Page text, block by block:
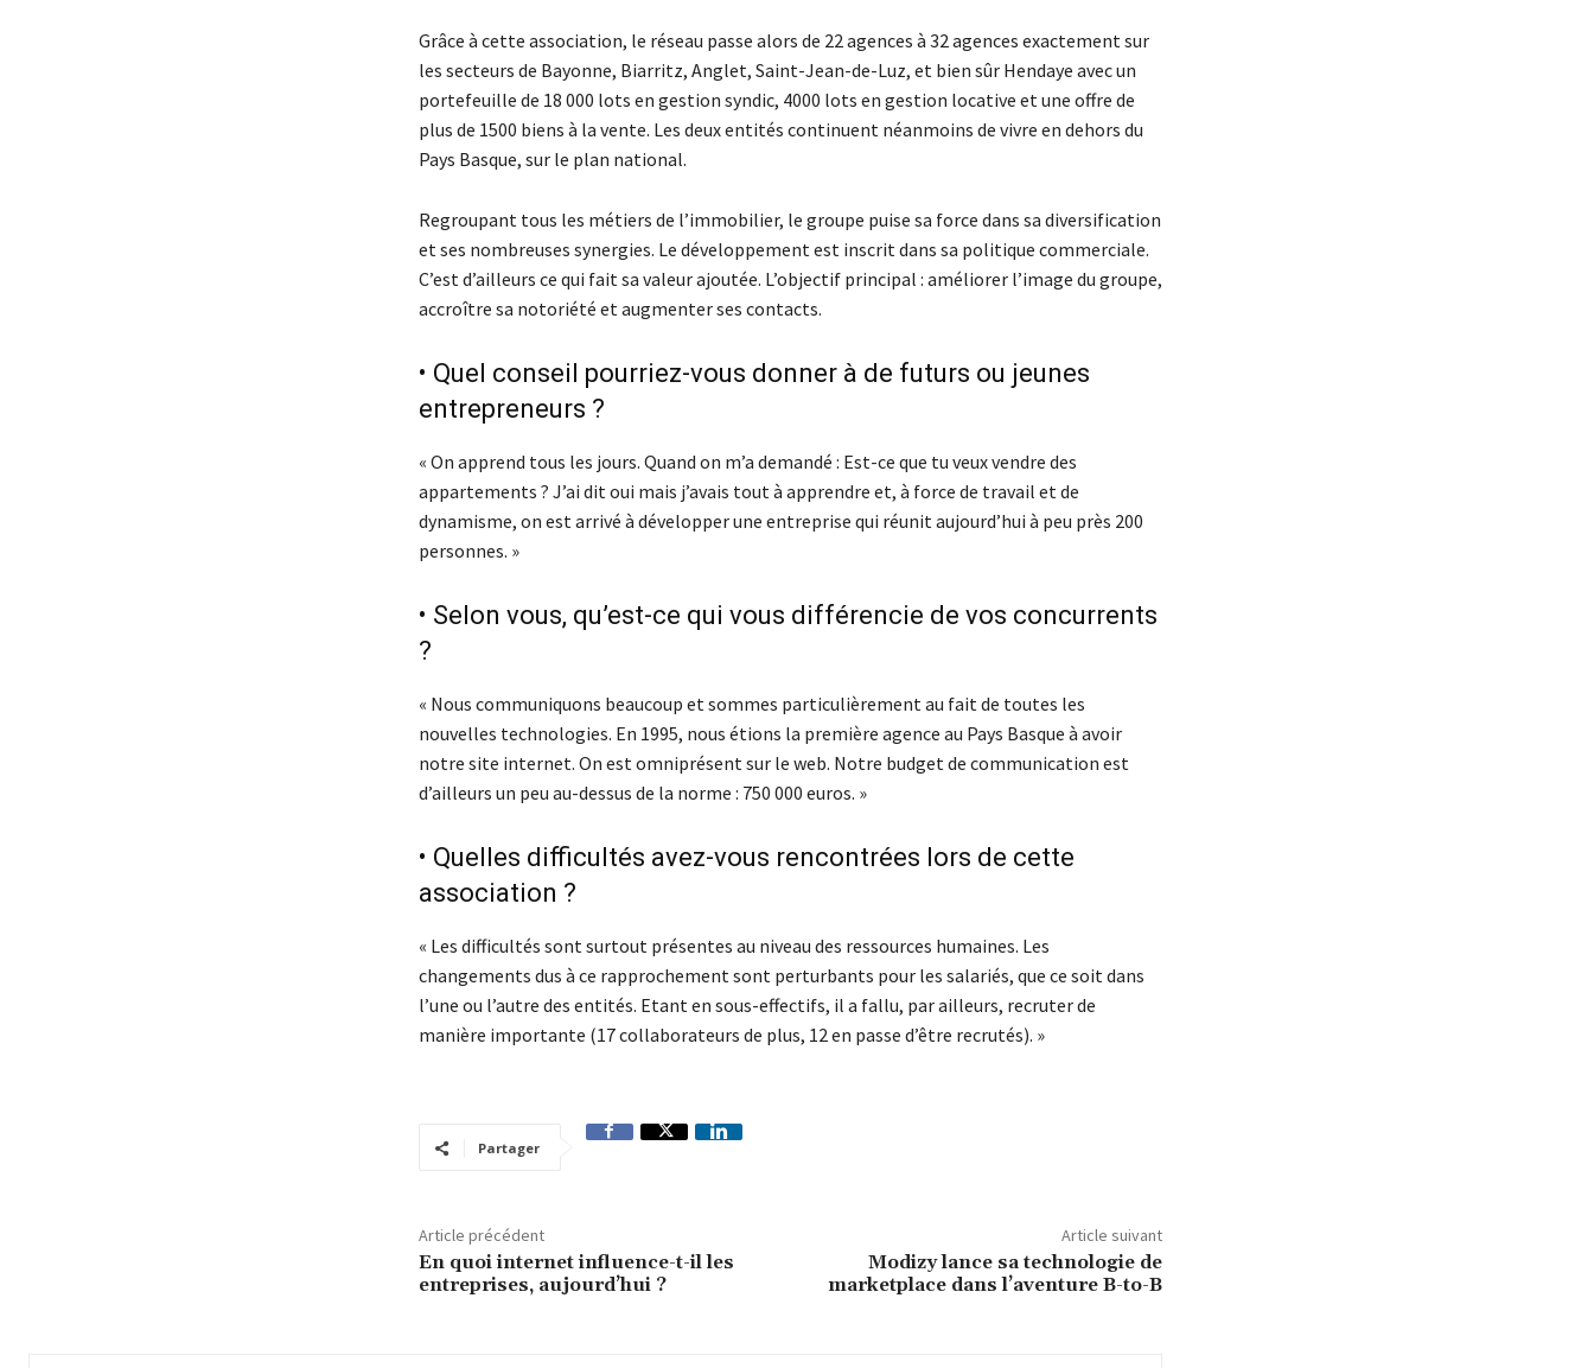
Grâce à cette association, le réseau passe alors de 22 agences à 32 agences exactement sur
les secteurs de Bayonne, Biarritz, Anglet, Saint-Jean-de-Luz, et bien sûr Hendaye avec un
portefeuille de 18 000 lots en gestion syndic, 4000 lots en gestion locative et une offre de
plus de 1500 biens à la vente. Les deux entités continuent néanmoins de vivre en dehors du
Pays Basque, sur le plan national.
Regroupant tous les métiers de l’immobilier, le groupe puise sa force dans sa diversification
et ses nombreuses synergies. Le développement est inscrit dans sa politique commerciale.
C’est d’ailleurs ce qui fait sa valeur ajoutée. L’objectif principal : améliorer l’image du groupe,
accroître sa notoriété et augmenter ses contacts.
• Quel conseil pourriez-vous donner à de futurs ou jeunes
entrepreneurs ?
« On apprend tous les jours. Quand on m’a demandé : Est-ce que tu veux vendre des
appartements ? J’ai dit oui mais j’avais tout à apprendre et, à force de travail et de
dynamisme, on est arrivé à développer une entreprise qui réunit aujourd’hui à peu près 200
personnes. »
• Selon vous, qu’est-ce qui vous différencie de vos concurrents
?
« Nous communiquons beaucoup et sommes particulièrement au fait de toutes les
nouvelles technologies. En 1995, nous étions la première agence au Pays Basque à avoir
notre site internet. On est omniprésent sur le web. Notre budget de communication est
d’ailleurs un peu au-dessus de la norme : 750 000 euros. »
• Quelles difficultés avez-vous rencontrées lors de cette
association ?
« Les difficultés sont surtout présentes au niveau des ressources humaines. Les
changements dus à ce rapprochement sont perturbants pour les salariés, que ce soit dans
l’une ou l’autre des entités. Etant en sous-effectifs, il a fallu, par ailleurs, recruter de
manière importante (17 collaborateurs de plus, 12 en passe d’être recrutés). »
Partager
Article précédent
En quoi internet influence-t-il les
entreprises, aujourd’hui ?
Article suivant
Modizy lance sa technologie de
marketplace dans l’aventure B-to-B